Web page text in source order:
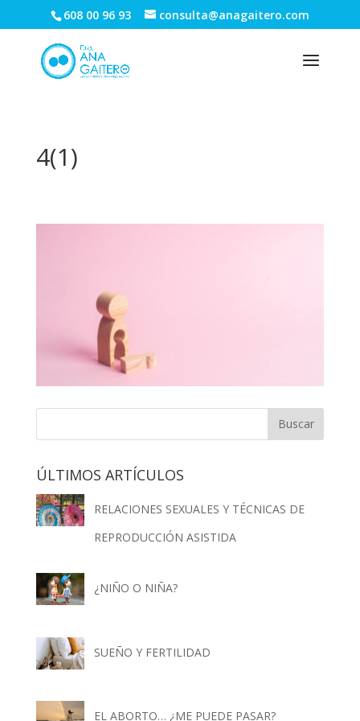
608 00 96 93 consulta@anagaitero.com
4(1)
ÚLTIMOS ARTÍCULOS
RELACIONES SEXUALES Y TÉCNICAS DE
REPRODUCCIÓN ASISTIDA
¿NIÑO O NIÑA?
SUEÑO Y FERTILIDAD
EL ABORTO… ¿ME PUEDE PASAR?